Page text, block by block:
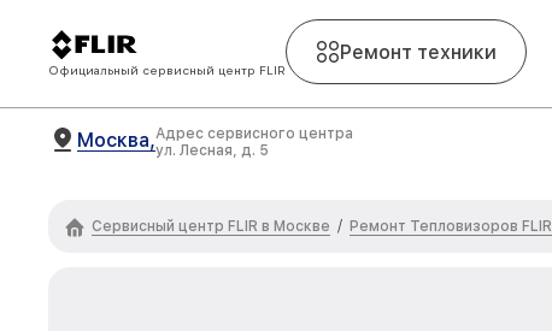
Официальный сервисный центр FLIR
Ремонт техники
Москва,Адрес сервисного центра
ул. Лесная, д. 5
Сервисный центр FLIR в Москве / Ремонт Тепловизоров FLIR